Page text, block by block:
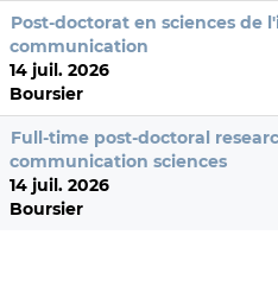
Post-doctorat en sciences de
communication
14 juil. 2026
Boursier
Full-time post-doctoral
communication sciences
14 juil. 2026
Boursier